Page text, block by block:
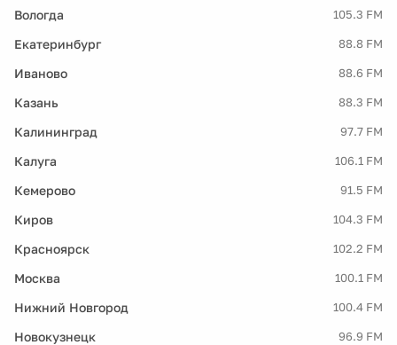
Вологда 105.3 FM
Екатеринбург 88.8 FM
Иваново 88.6 FM
Казань 88.3 FM
Калининград 97.7 FM
Калуга 106.1 FM
Кемерово 91.5 FM
Киров 104.3 FM
Красноярск 102.2 FM
Москва 100.1 FM
Нижний Новгород 100.4 FM
Новокузнецк 96.9 FM